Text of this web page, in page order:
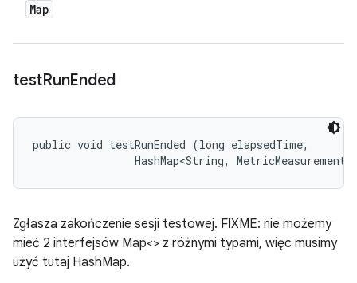
Map
testRunEnded
public void testRunEnded (long elapsedTime,
HashMap<String,
Zgłasza zakończenie sesji testowej. FIXME: nie możemy
mieć 2 interfejsów Map<> z różnymi typami, więc musimy
użyć tutaj HashMap.